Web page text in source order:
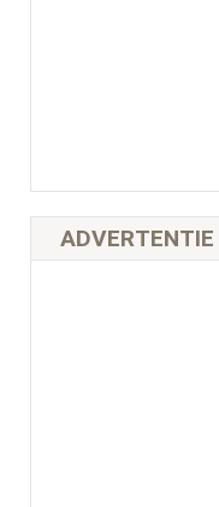
ADVERTENTIE